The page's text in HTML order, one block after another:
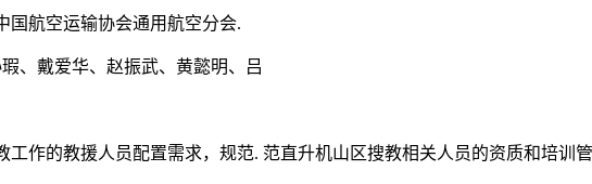
国航空运输协会通用航空分会.
、戴爱华、赵振武、黄懿明、吕
作的教援人员配置需求，规范. 范直升机山区搜教相关人员的资质和培训